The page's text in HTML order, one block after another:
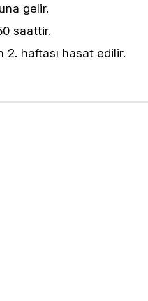
gelir.
saattir.
2. haftası hasat edilir.